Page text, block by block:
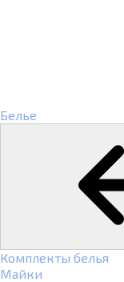
Белье
Комплекты белья
Майки